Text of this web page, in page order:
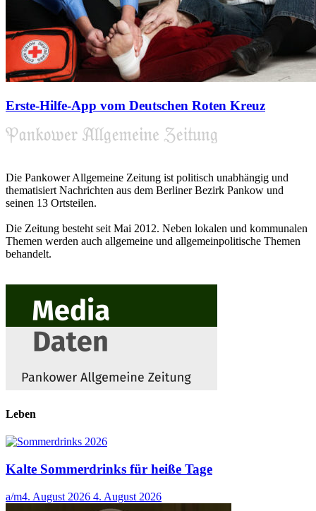
Erste-Hilfe-App vom Deutschen Roten Kreuz
Die Pankower Allgemeine Zeitung ist politisch unabhängig und
thematisiert Nachrichten aus dem Berliner Bezirk Pankow und
seinen 13 Ortsteilen.
Die Zeitung besteht seit Mai 2012. Neben lokalen und kommunalen
Themen werden auch allgemeine und allgemeinpolitische Themen
behandelt.
Leben
Kalte Sommerdrinks für heiße Tage
a/m4. August 2026 4. August 2026